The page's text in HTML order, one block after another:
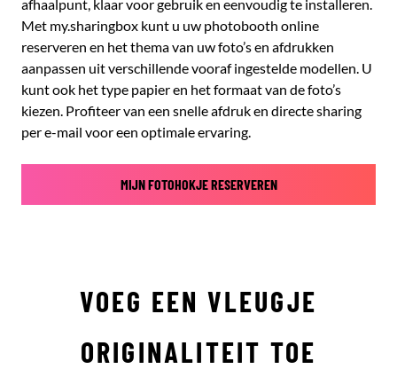
afhaalpunt, klaar voor gebruik en eenvoudig te installeren.
Met my.sharingbox kunt u uw photobooth online
reserveren en het thema van uw foto’s en afdrukken
aanpassen uit verschillende vooraf ingestelde modellen. U
kunt ook het type papier en het formaat van de foto’s
kiezen. Profiteer van een snelle afdruk en directe sharing
per e-mail voor een optimale ervaring.
MIJN FOTOHOKJE RESERVEREN
VOEG EEN VLEUGJE
ORIGINALITEIT TOE